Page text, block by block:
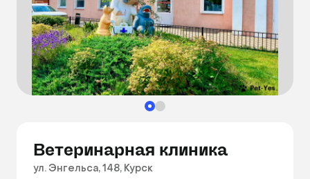
Ветеринарная клиника
ул. Энгельса, 148, Курск